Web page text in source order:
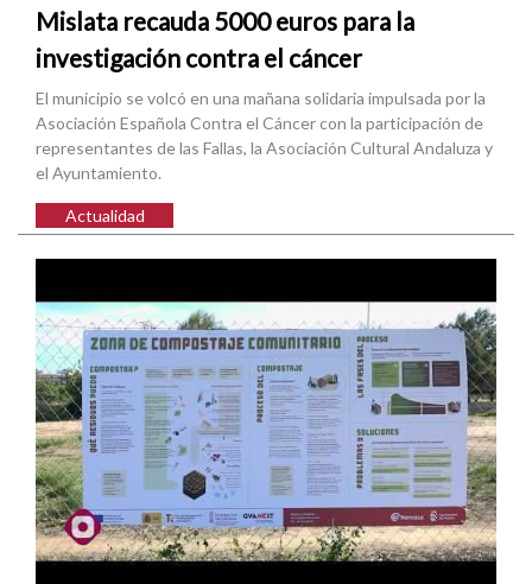
Mislata recauda 5000 euros para la
investigación contra el cáncer
El municipio se volcó en una mañana solidaria impulsada por la
Asociación Española Contra el Cáncer con la participación de
representantes de las Fallas, la Asociación Cultural Andaluza y
el Ayuntamiento.
Actualidad